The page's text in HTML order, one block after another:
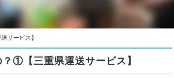
サービス】
①【三重県運送サービス】